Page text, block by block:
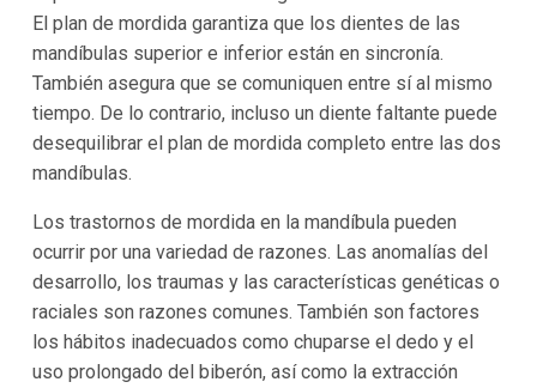
El plan de mordida garantiza que los dientes de las
mandíbulas superior e inferior están en sincronía.
También asegura que se comuniquen entre sí al mismo
tiempo. De lo contrario, incluso un diente faltante puede
desequilibrar el plan de mordida completo entre las dos
mandíbulas.
Los trastornos de mordida en la mandíbula pueden
ocurrir por una variedad de razones. Las anomalías del
desarrollo, los traumas y las características genéticas o
raciales son razones comunes. También son factores
los hábitos inadecuados como chuparse el dedo y el
uso prolongado del biberón, así como la extracción